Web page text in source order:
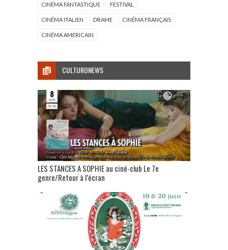
CINÉMA FANTASTIQUE FESTIVAL
CINÉMA ITALIEN DRAME CINÉMA FRANÇAIS
CINÉMA AMERICAIN
CULTURONEWS
LES STANCES A SOPHIE au ciné-club Le 7e
genre/Retour à l’écran